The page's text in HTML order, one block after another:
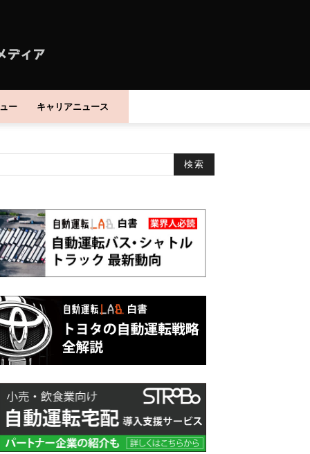
ー キャリアニュース